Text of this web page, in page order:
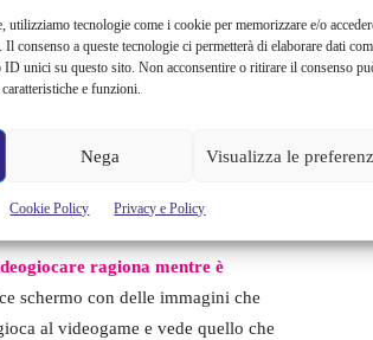
tecnologie come i cookie per memorizzare e/o
consenso a queste tecnologie ci permetterà di elaborare dati
unici su questo sito. Non acconsentire o ritirare il consenso
e funzioni.
Nega Visualizza le
Cookie Policy Privacy e Policy
alle varie corse
in camera sua o mentre è sulla
, come se fosse
(quando gareggia per davvero
ragiona mentre è
schermo con delle immagini che
al videogame e vede quello che